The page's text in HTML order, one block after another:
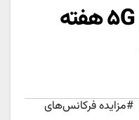
مزایده فرکانس‌های ۵G هفته
#مزایده فرکانس‌های